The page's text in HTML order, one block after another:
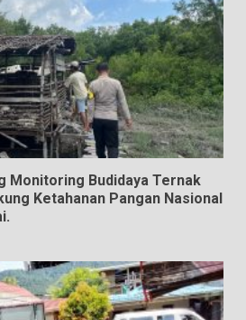
Monitoring Budidaya Ternak
Ketahanan Pangan Nasional